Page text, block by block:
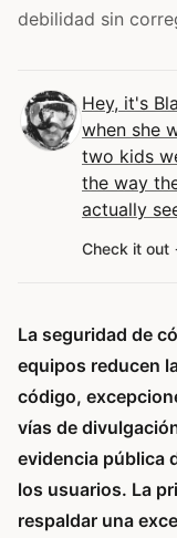
debilidad sin
Hey, it's
when she
two kids
the way
actually
Check it out
La seguridad de
equipos reducen
código,
vías de
evidencia pública
los usuarios. La
respaldar una